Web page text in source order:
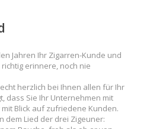
Jahren Ihr Zigarren-Kunde und
erinnere, noch nie
herzlich bei Ihnen allen für Ihr
dass Sie Ihr Unternehmen mit
Blick auf zufriedene Kunden.
dem Lied der drei Zigeuner: